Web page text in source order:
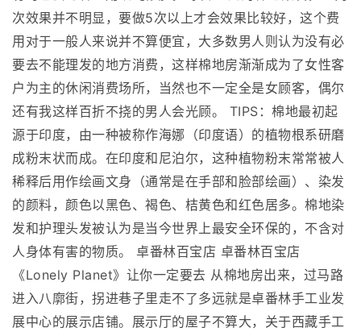
次效果并不明显，要做5次以上才会效果比较好，这个费
用对于一般人来说并不算便宜，大多数男人则认为没有必
要去不能理发的地方消费，这样棉地房渐渐成为了女性客
户为主的休闲消费场所，当然也不一定全是女顾客，偶尔
还有我这样百折不挠的男人会光顾。 TIPS：棉地最初起
源于印度，由一种被称作海娜（印度语）的植物根系研磨
成粉末状而成。在印度和尼泊尔，这种植物粉末常常被人
稀释后用作绘画文身（通常是在手部和脸部绘画）、染发
的颜料，颜色以黑色、褐色、桔黄色和红色居多。棉地染
发和护理头发被认为是当今世界上最安全环保的，不含对
人身体有害的物质。 卓番林百宝店 卓番林百宝店
《Lonely Planet》让你一定要去 从棉地房出来，过马路
进入八廓街，拐进巷子里走不了多远就是卓番林手工业发
展中心的展示店铺。展示厅的屋子不算大，关于西藏手工